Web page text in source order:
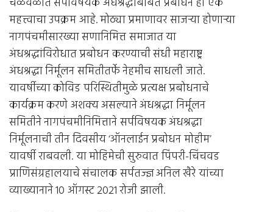
महत्त्वाचा उपक्रम आहे. मोठ्या प्रमाणावर साजर्‍या होणार्‍या
नागपंचमीसारख्या सणानिमित्त समाजात या
अंधश्रद्धांविरोधात प्रबोधन करण्याची संधी महाराष्ट्र
अंधश्रद्धा निर्मूलन समितीतर्फे नेहमीच साधली जाते.
यावर्षीच्या कोविड परिस्थितीमुळे प्रत्यक्ष प्रबोधनाचे
कार्यक्रम करणे अशक्य असल्याने अंधश्रद्धा निर्मूलन
समितीने नागपंचमीनिमित्ताने सर्पविषयक अंधश्रद्धा
निर्मूलनाची तीन दिवसीय ‘ऑनलाईन प्रबोधन मोहीम’
यावर्षी राबवली. या मोहिमेची सुरुवात पिंपरी-चिंचवड
प्राणिसंग्रहालयाचे संचालक सर्पतज्ज्ञ अनिल खैरे यांच्या
व्याख्यानाने 10 ऑगस्ट 2021 रोजी झाली.